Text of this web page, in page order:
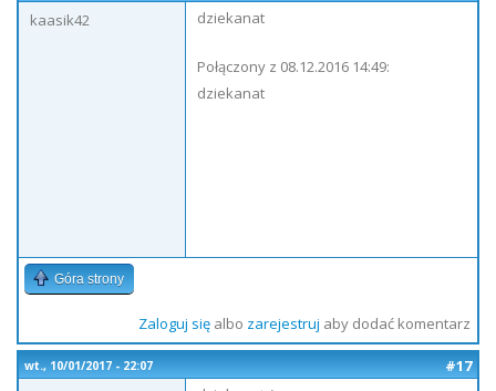
kaasik42
dziekanat
Połączony z 08.12.2016 14:49:
dziekanat
Góra strony
Zaloguj sięalbo zarejestruj aby dodać komentarz
wt., 10/01/2017 - 22:07
#17